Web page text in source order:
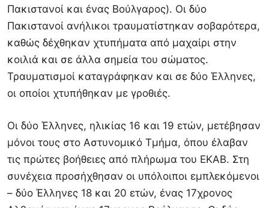
Πακιστανοί και ένας Βούλγαρος). Οι δύο
Πακιστανοί ανήλικοι τραυματίστηκαν σοβαρότερα,
καθώς δέχθηκαν χτυπήματα από μαχαίρι στην
κοιλιά και σε άλλα σημεία του σώματος.
Τραυματισμοί καταγράφηκαν και σε δύο Έλληνες,
οι οποίοι χτυπήθηκαν με γροθιές.
Οι δύο Έλληνες, ηλικίας 16 και 19 ετών, μετέβησαν
μόνοι τους στο Αστυνομικό Τμήμα, όπου έλαβαν
τις πρώτες βοήθειες από πλήρωμα του ΕΚΑΒ. Στη
συνέχεια προσήχθησαν οι υπόλοιποι εμπλεκόμενοι
– δύο Έλληνες 18 και 20 ετών, ένας 17χρονος